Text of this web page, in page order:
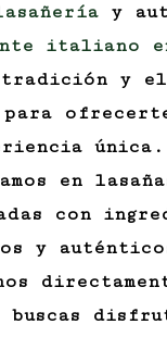
y
italiano
y el
para
única.
en
con
y